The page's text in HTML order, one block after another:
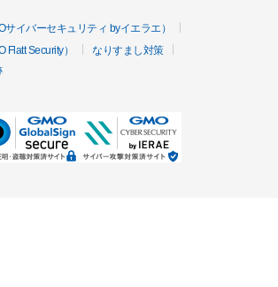
イバーセキュリティ byイエラエ）
Security）
なりすまし対策